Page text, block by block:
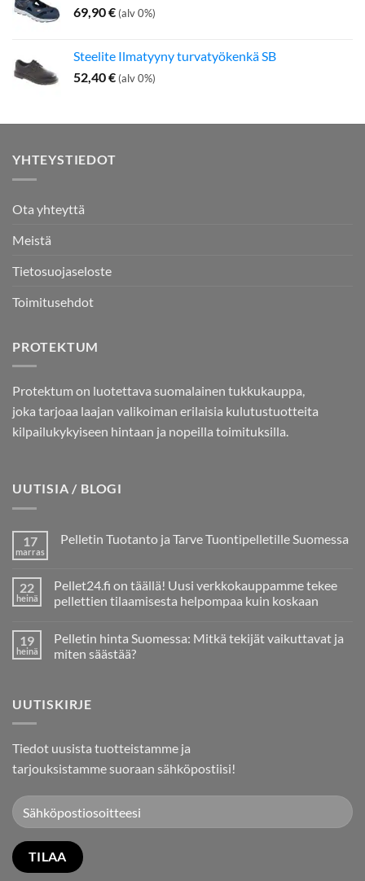
69,90€ (alv 0%)
Steelite Ilmatyyny turvatyökenkä SB
52,40€ (alv 0%)
YHTEYSTIEDOT
Ota yhteyttä
Meistä
Tietosuojaseloste
Toimitusehdot
PROTEKTUM
Protektum on luotettava suomalainen tukkukauppa,
joka tarjoaa laajan valikoiman erilaisia kulutustuotteita
kilpailukykyiseen hintaan ja nopeilla toimituksilla.
UUTISIA / BLOGI
17
marras
Pelletin Tuotanto ja Tarve Tuontipelletille Suomessa
Pelletin
Tuotanto
ja
Suomessa
22
heinä
Pellet24.fi on täällä! Uusi verkkokauppamme tekee
pellettien tilaamisesta helpompaa kuin koskaan
artikkeliin
Pellet24.fi
on
tekee
pellettien
koskaan
19
heinä
Pelletin hinta Suomessa: Mitkä tekijät vaikuttavat ja
miten säästää?
Pelletin
hinta
tekijät
vaikuttavat
miten
UUTISKIRJE
Tiedot uusista tuotteistamme ja
tarjouksistamme suoraan sähköpostiisi!